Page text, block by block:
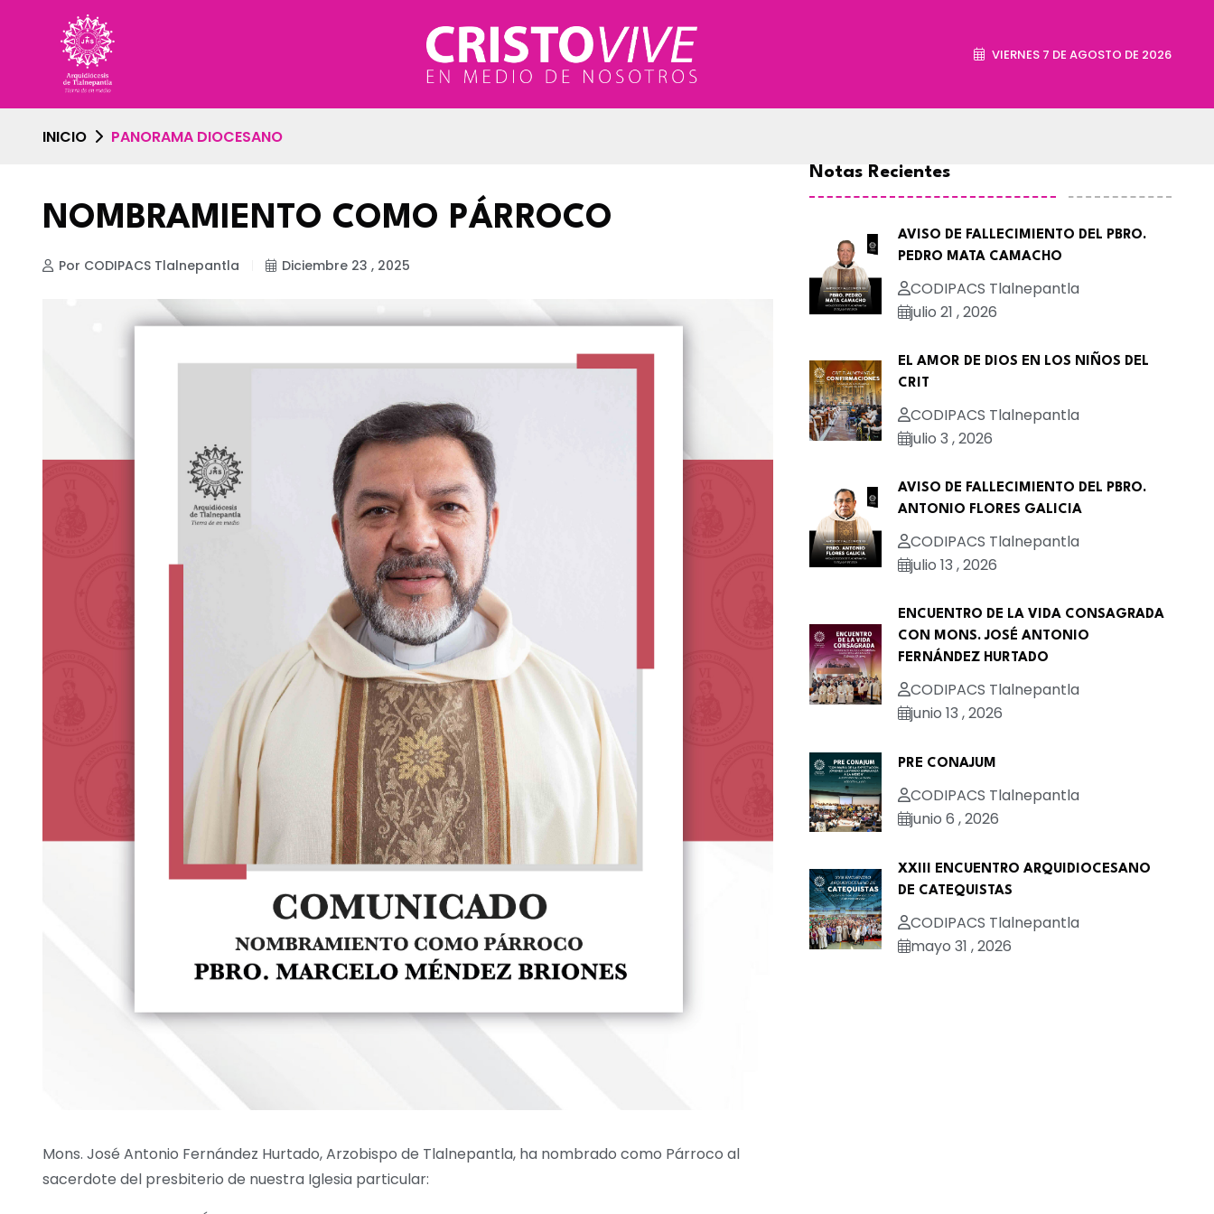
VIERNES 7 DE AGOSTO DE 2026
INICIO PANORAMA DIOCESANO
NOMBRAMIENTO COMO PÁRROCO
Por CODIPACS Tlalnepantla Diciembre 23 , 2025
Mons. José Antonio Fernández Hurtado, Arzobispo de Tlalnepantla, ha nombrado como Párroco al
sacerdote del presbiterio de nuestra Iglesia particular:
Notas Recientes
AVISO DE FALLECIMIENTO DEL PBRO.
PEDRO MATA CAMACHO
CODIPACS Tlalnepantla
julio 21 , 2026
EL AMOR DE DIOS EN LOS NIÑOS DEL
CRIT
CODIPACS Tlalnepantla
julio 3 , 2026
AVISO DE FALLECIMIENTO DEL PBRO.
ANTONIO FLORES GALICIA
CODIPACS Tlalnepantla
julio 13 , 2026
ENCUENTRO DE LA VIDA CONSAGRADA
CON MONS. JOSÉ ANTONIO
FERNÁNDEZ HURTADO
CODIPACS Tlalnepantla
junio 13 , 2026
PRE CONAJUM
CODIPACS Tlalnepantla
junio 6 , 2026
XXIII ENCUENTRO ARQUIDIOCESANO
DE CATEQUISTAS
CODIPACS Tlalnepantla
mayo 31 , 2026